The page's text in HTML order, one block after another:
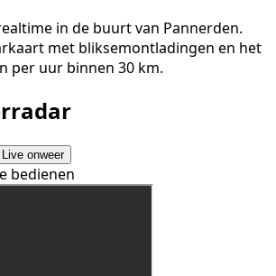
in de buurt van Pannerden.
met bliksemontladingen en het
per uur binnen 30 km.
Live onweer
bedienen